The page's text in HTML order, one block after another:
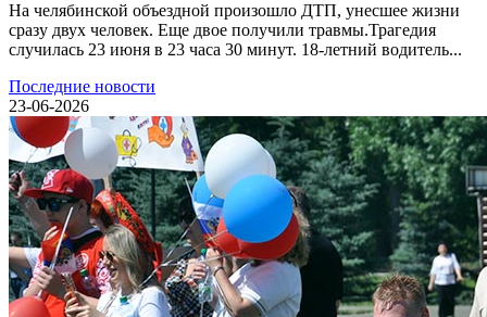
На челябинской объездной произошло ДТП, унесшее жизни
сразу двух человек. Еще двое получили травмы.Трагедия
случилась 23 июня в 23 часа 30 минут. 18-летний водитель...
Последние новости
23-06-2026